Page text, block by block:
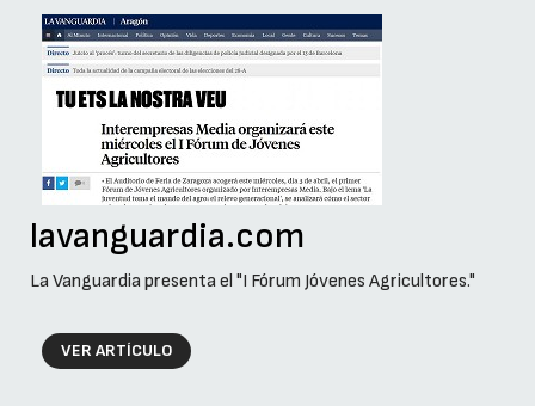
lavanguardia.com
La Vanguardia presenta el "I Fórum Jóvenes Agricultores."
VER ARTÍCULO